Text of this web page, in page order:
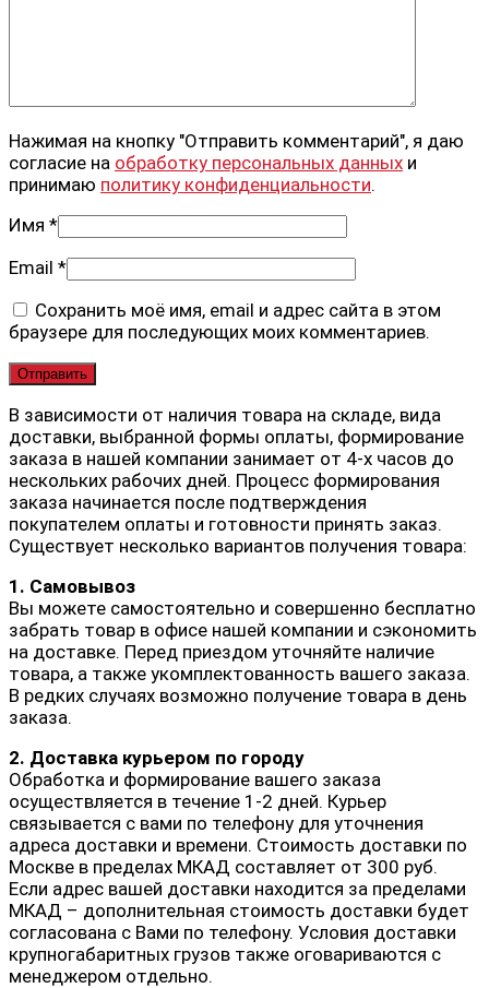
Нажимая на кнопку "Отправить комментарий", я даю
согласие на обработку персональных данных и
принимаю политику конфиденциальности.
Имя *
Email *
Сохранить моё имя, email и адрес сайта в этом
браузере для последующих моих комментариев.
В зависимости от наличия товара на складе, вида
доставки, выбранной формы оплаты, формирование
заказа в нашей компании занимает от 4-х часов до
нескольких рабочих дней. Процесс формирования
заказа начинается после подтверждения
покупателем оплаты и готовности принять заказ.
Существует несколько вариантов получения товара:
1. Самовывоз
Вы можете самостоятельно и совершенно бесплатно
забрать товар в офисе нашей компании и сэкономить
на доставке. Перед приездом уточняйте наличие
товара, а также укомплектованность вашего заказа.
В редких случаях возможно получение товара в день
заказа.
2. Доставка курьером по городу
Обработка и формирование вашего заказа
осуществляется в течение 1-2 дней. Курьер
связывается с вами по телефону для уточнения
адреса доставки и времени. Стоимость доставки по
Москве в пределах МКАД составляет от 300 руб.
Если адрес вашей доставки находится за пределами
МКАД – дополнительная стоимость доставки будет
согласована с Вами по телефону. Условия доставки
крупногабаритных грузов также оговариваются с
менеджером отдельно.